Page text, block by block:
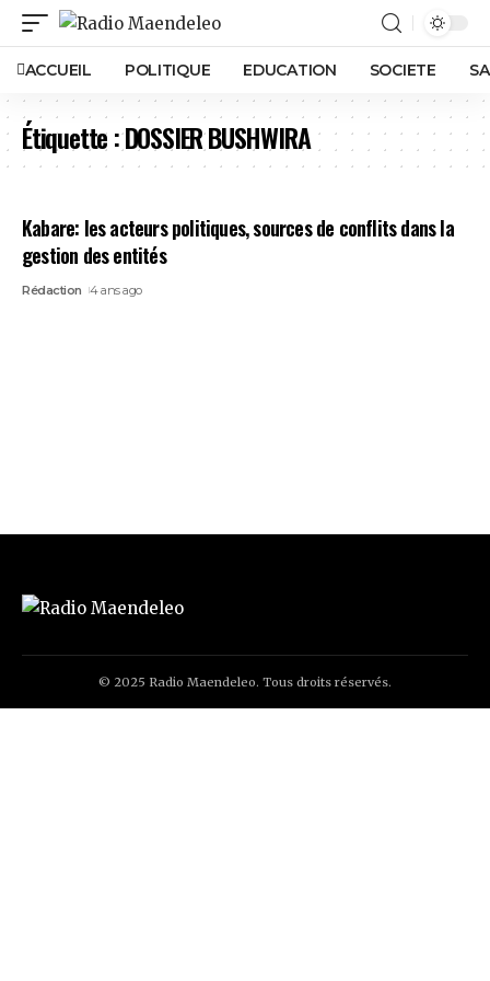
ACCUEIL POLITIQUE EDUCATION SOCIETE
Étiquette :DOSSIER BUSHWIRA
Kabare: les acteurs politiques, sources de conflits dans la
gestion des entités
Rédaction 4 ans ago
© 2025 Radio Maendeleo. Tous droits réservés.